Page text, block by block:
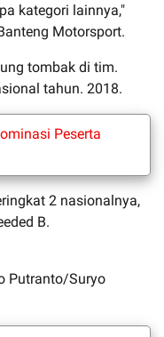
kategori lainnya,"
Motorsport.
tombak di tim.
tahun. 2018.
Peserta
2 nasionalnya,
B.
Putranto/Suryo